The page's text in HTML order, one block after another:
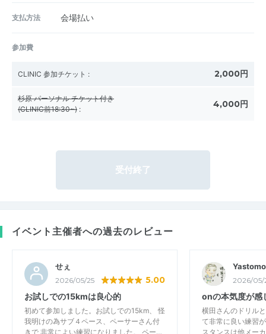
支払方法 会場払い
参加費
CLINIC 参加チケット : 2,000円
杉原 パーソナル チケット付き
(CLINIC前18:30~) : 4,000円
受付終了
イベント主催者への過去のレビュー
せぇ
2026/05/25 5.00
お試しでの15kmは良心的
初めて参加しました。お試しでの15km、 怪
我明けの為サブ４ペース、ペーサーさん付
きで 非常によい練習になりました。 ペー…
Yastomo
2026/05/
onの本気度が感
横田さんのドリル
て非常に良い練習
スタンスは他メー